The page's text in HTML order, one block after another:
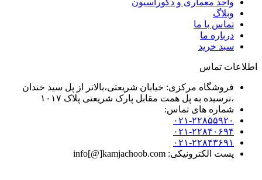
واحد معماری و دکوراسیون
وبلاگ
تماس با ما
درباره ما
سبد خرید
اطلاعات تماس
فروشگاه مرکزی: خیابان شریعتی،بالاتر از پل سید خندان
،نرسیده به پل همت مقابل پارک شریعتی پلاک ۱۰۱۷
شماره های تماس:
۰۲۱-۲۲۸۵۵۹۲۰
۰۲۱-۲۲۸۴۰۶۹۴
۰۲۱-۲۲۸۴۳۶۹۱
پست الکترونیکی: info[@]kamjachoob.com